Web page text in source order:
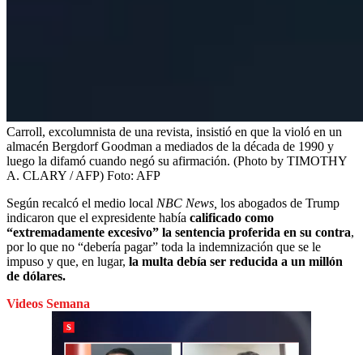
Carroll, excolumnista de una revista, insistió en que la violó en un
almacén Bergdorf Goodman a mediados de la década de 1990 y
luego la difamó cuando negó su afirmación. (Photo by TIMOTHY
A. CLARY / AFP) Foto: AFP
Según recalcó el medio local NBC News, los abogados de Trump
indicaron que el expresidente había calificado como
“extremadamente excesivo” la sentencia proferida en su contra,
por lo que no “debería pagar” toda la indemnización que se le
impuso y que, en lugar, la multa debía ser reducida a un millón
de dólares.
Videos Semana